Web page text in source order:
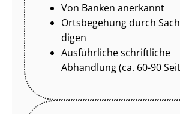
Von Banken anerkannt
Ortsbegehung durch
di­gen
Ausführliche schriftliche
Abhandlung (ca. 60-90